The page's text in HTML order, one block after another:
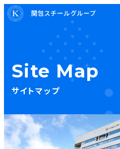
Site Map
サイトマップ